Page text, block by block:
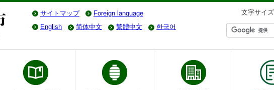
サイトマップ Foreign language 文字サイズ
English
简体中文 繁體中文 한국어